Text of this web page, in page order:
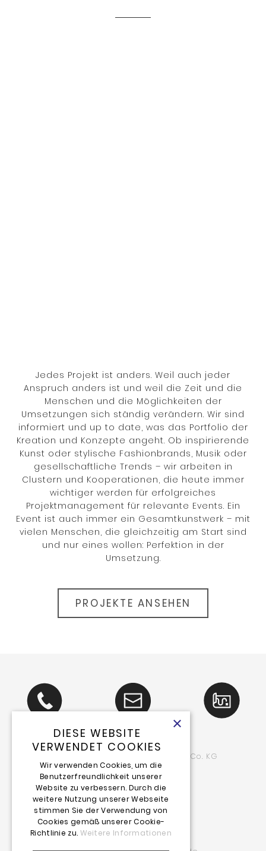
Jedes Projekt ist anders. Weil auch jeder
Anspruch anders ist und weil die Zeit und die
Menschen und die Möglichkeiten der
Umsetzungen sich ständig verändern. Wir sind
informiert und up to date, was das Portfolio der
Kreation und Konzepte angeht. Ob inspirierende
Kunst oder stylische Fashionbrands, Musik oder
gesellschaftliche Trends – wir arbeiten in
Clustern und Kooperationen, die heute immer
wichtiger werden für erfolgreiches
Projektmanagement für relevante Events. Ein
Event ist auch immer ein Gesamtkunstwerk – mit
vielen Menschen, die gleichzeitig am Start sind
und nur eines wollen: Perfektion in der
Umsetzung.
PROJEKTE ANSEHEN
friends Event GmbH & Co. KG
Luegallee 114
40545 Düsseldorf
Telefon: 02 11_55 02 97-0
Telefax: 02 11_55 02 97-10
×
DIESE WEBSITE
VERWENDET COOKIES
Wir verwenden Cookies, um die
Benutzerfreundlichkeit unserer
Website zu verbessern. Durch die
weitere Nutzung unserer Webseite
stimmen Sie der Verwendung von
Cookies gemäß unserer Cookie-
Richtlinie zu. Weitere Informationen